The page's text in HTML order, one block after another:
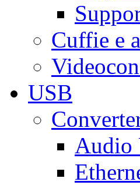
Cuffie e
USB
Audio